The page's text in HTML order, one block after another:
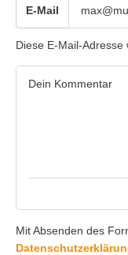
E-Mail
Diese E-Mail-
Mit Absenden des